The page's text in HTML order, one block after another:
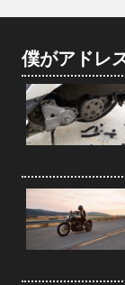
僕がアドレ